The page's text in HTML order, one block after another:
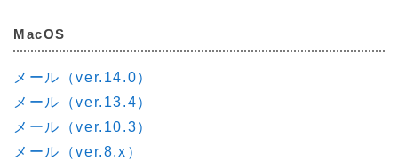
MacOS
メール（ver.14.0）
メール（ver.13.4）
メール（ver.10.3）
メール（ver.8.x）